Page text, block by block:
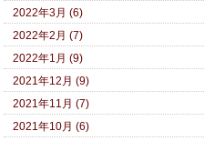
2022年3月 (6)
2022年2月 (7)
2022年1月 (9)
2021年12月 (9)
2021年11月 (7)
2021年10月 (6)